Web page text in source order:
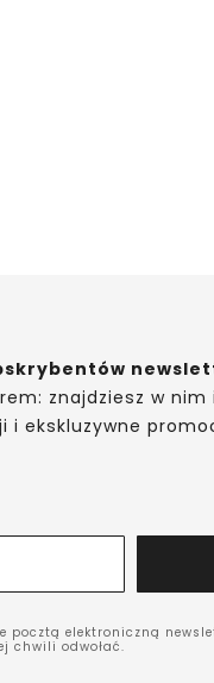
znajdziesz w
ekskluzywne
pocztą elektroniczną
chwili odwołać.